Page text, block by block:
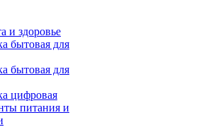
и здоровье
бытовая для
бытовая для
цифровая
питания и